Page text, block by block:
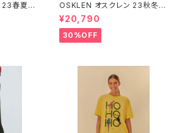
OSKLEN オスクレン 23秋冬
ボトムス 1041-66127
¥20,790
30%OFF